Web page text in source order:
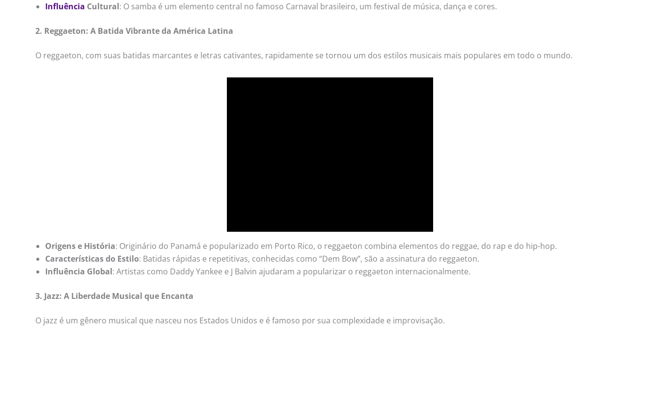
Influência Cultural: O samba é um elemento central no famoso Carnaval brasileiro, um festival de música, dança e cores.
2. Reggaeton: A Batida Vibrante da América Latina
O reggaeton, com suas batidas marcantes e letras cativantes, rapidamente se tornou um dos estilos musicais mais populares em todo o mundo.
Origens e História: Originário do Panamá e popularizado em Porto Rico, o reggaeton combina elementos do reggae, do rap e do hip-hop.
Características do Estilo: Batidas rápidas e repetitivas, conhecidas como “Dem Bow”, são a assinatura do reggaeton.
Influência Global: Artistas como Daddy Yankee e J Balvin ajudaram a popularizar o reggaeton internacionalmente.
3. Jazz: A Liberdade Musical que Encanta
O jazz é um gênero musical que nasceu nos Estados Unidos e é famoso por sua complexidade e improvisação.